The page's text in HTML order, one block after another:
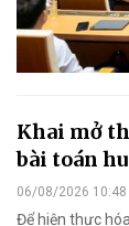
Khai mở
bài toán
06/08/2026 10:48
Để hiện thực